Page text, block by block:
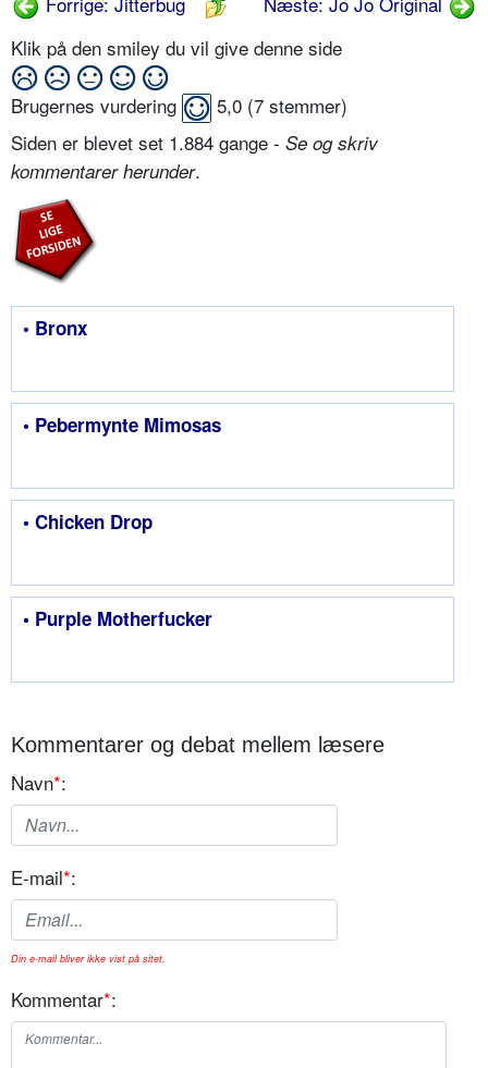
Klik på den smiley du vil give denne side
Brugernes vurdering 5,0 (7 stemmer)
Siden er blevet set 1.884 gange - Se og skriv
kommentarer herunder.
• Bronx
• Pebermynte Mimosas
• Chicken Drop
• Purple Motherfucker
Kommentarer og debat mellem læsere
Navn*:
E-mail*:
Din e-mail bliver ikke vist på sitet.
Kommentar*: